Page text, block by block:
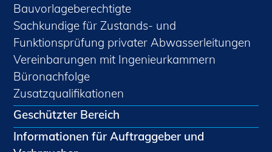
Bauvorlageberechtigte
Sachkundige für Zustands- und
Funktionsprüfung privater Abwasserleitungen
Vereinbarungen mit Ingenieurkammern
Büronachfolge
Zusatzqualifikationen
Geschützter Bereich
Informationen für Auftraggeber und